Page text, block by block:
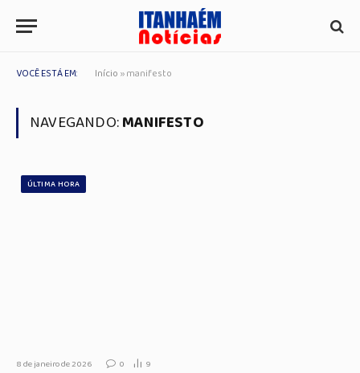
VOCÊ ESTÁ EM: Início »manifesto
NAVEGANDO:MANIFESTO
ÚLTIMA HORA
8 de janeiro de 2026 0 9